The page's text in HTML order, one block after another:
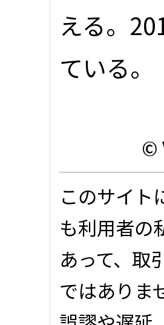
える。
ている。
©
このサイト
も利用者の
あって、取
ではありま